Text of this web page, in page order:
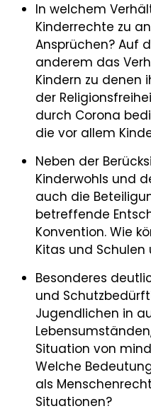
In welchem
Kinderrechte zu
Ansprüchen? Auf
anderem das
Kindern zu denen
der
durch Corona
die vor allem
Neben der
Kinderwohls und
auch die
betreffende
Konvention. Wie
Kitas und
Besonderes
und
Jugendlichen in
Situation von
Welche
als
Situationen?